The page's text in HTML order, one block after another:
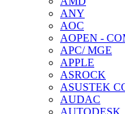
ANY
AOC
AOPEN -
APC/ MGE
APPLE
ASROCK
ASUSTEK
AUDAC
AUTODESK